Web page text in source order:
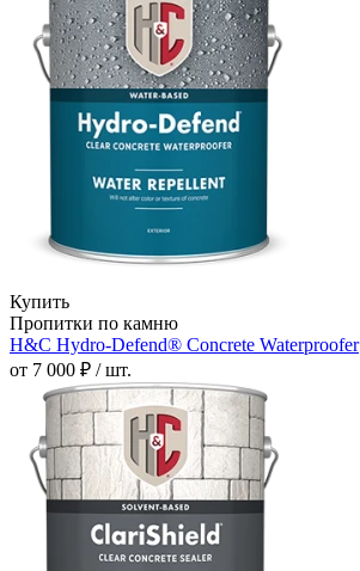
Купить
Пропитки по камню
H&C Hydro-Defend® Concrete Waterproofer
от 7 000 ₽ / шт.